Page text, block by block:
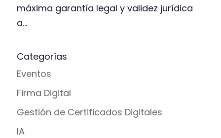
máxima garantía legal y validez jurídica
a...
Categorías
Eventos
Firma Digital
Gestión de Certificados Digitales
IA